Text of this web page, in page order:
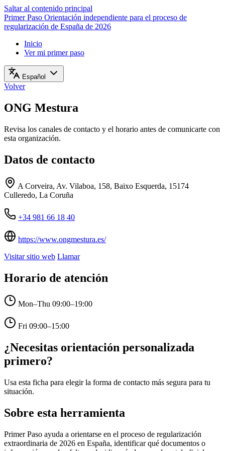
Saltar al contenido principal
Primer Paso Orientación independiente para el proceso de
regularización de España de 2026
Inicio
Ver mi primer paso
Español
Volver
ONG Mestura
Revisa los canales de contacto y el horario antes de comunicarte con
esta organización.
Datos de contacto
A Corveira, Av. Vilaboa, 158, Baixo Esquerda, 15174
Culleredo, La Coruña
+34 981 66 18 40
https://www.ongmestura.es/
Visitar sitio web Llamar
Horario de atención
Mon–Thu 09:00–19:00
Fri 09:00–15:00
¿Necesitas orientación personalizada
primero?
Usa esta ficha para elegir la forma de contacto más segura para tu
situación.
Sobre esta herramienta
Primer Paso ayuda a orientarse en el proceso de regularización
extraordinaria de 2026 en España, identificar qué documentos o